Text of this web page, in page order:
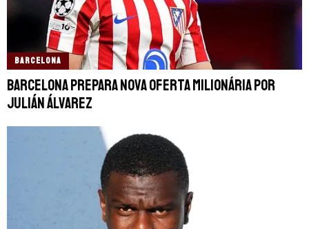
BARCELONA
Barcelona prepara nova oferta milionária por
Julián Álvarez